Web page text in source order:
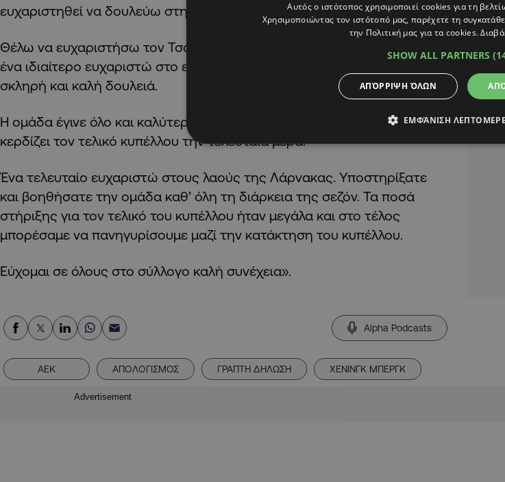
ευχαριστηθεί να δουλεύω στην AEK Larnaca.
Θέλω να ευχαριστήσω τον Τσάβι και τον Εύμεο για την συνεργασία και
ένα ιδιαίτερο ευχαριστώ στο επιτελείο και τους παίκτες για όλη την
σκληρή και καλή δουλειά.
Η ομάδα έγινε όλο και καλύτερη μέσα στη σεζόν, καταλήγοντας να
κερδίζει τον τελικό κυπέλλου την τελευταία μέρα.
Ένα τελευταίο ευχαριστώ στους λαούς της Λάρνακας. Υποστηρίξατε
και βοηθήσατε την ομάδα καθ’ όλη τη διάρκεια της σεζόν. Τα ποσά
στήριξης για τον τελικό του κυπέλλου ήταν μεγάλα και στο τέλος
μπορέσαμε να πανηγυρίσουμε μαζί την κατάκτηση του κυπέλλου.
Εύχομαι σε όλους στο σύλλογο καλή συνέχεια».
Alpha Podcasts
ΑΕΚ ΑΠΟΛΟΓΙΣΜΟΣ ΓΡΑΠΤΗ ΔΗΛΩΣΗ ΧΕΝΙΝΓΚ ΜΠΕΡΓΚ
Advertisement
Αυτός ο ιστότοπος χρησιμοποιεί cookies για τη
Χρησιμοποιώντας τον ιστότοπό μας, παρέχετε τη
την Πολιτική μας για τα cookies.
SHOW ALL PARTNERS
ΑΠΌΡΡΙΨΗ ΌΛΩΝ
ΕΜΦΆΝΙΣΗ